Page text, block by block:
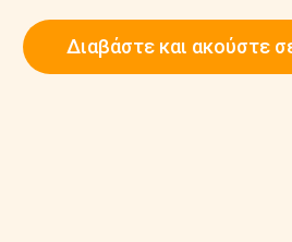
Διαβάστε και ακούστε